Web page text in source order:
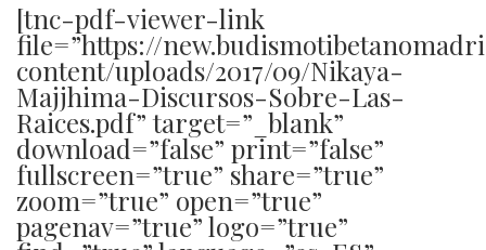
[tnc-pdf-viewer-link
file=”https://
content/uploads/2017/09/Nikaya-
Majjhima-Discursos-Sobre-Las-
Raices.pdf” target=”_blank”
download=”false” print=”false”
fullscreen=”true” share=”true”
zoom=”true” open=”true”
pagenav=”true” logo=”true”